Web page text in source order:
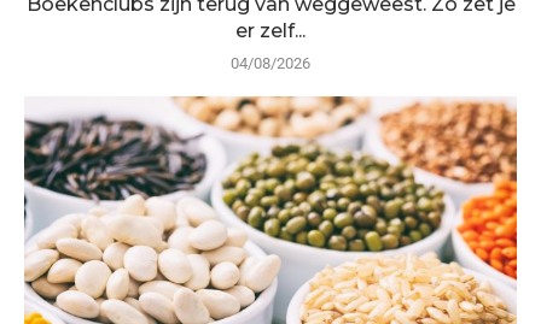
er zelf...
04/08/2026